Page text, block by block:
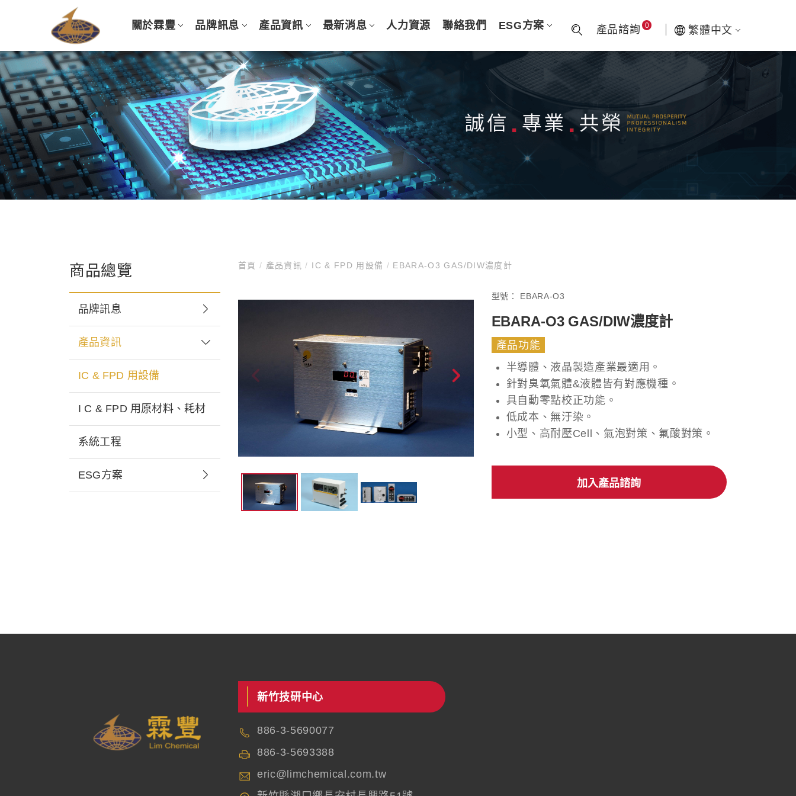
關於霖豐 品牌訊息 產品資訊 最新消息 人力資源 聯絡我們 ESG方案 產品諮詢 0 繁體中文
商品總覽
品牌訊息
產品資訊
IC & FPD 用設備
I C & FPD 用原材料、耗材
系統工程
ESG方案
首頁/ 產品資訊/ IC & FPD 用設備 / EBARA-O3 GAS/DIW濃度計
型號： EBARA-O3
EBARA-O3 GAS/DIW濃度計
產品功能
半導體、液晶製造產業最適用。
針對臭氧氣體&液體皆有對應機種。
具自動零點校正功能。
低成本、無汙染。
小型、高耐壓Cell、氣泡對策、氟酸對策。
加入產品諮詢
新竹技研中心
886-3-5690077
886-3-5693388
eric@limchemical.com.tw